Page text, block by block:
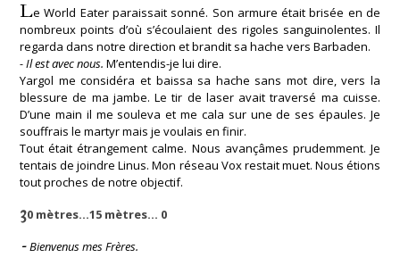
Le World Eater paraissait sonné. Son armure était brisée en de
nombreux points d’où s’écoulaient des rigoles sanguinolentes. Il
regarda dans notre direction et brandit sa hache vers Barbaden.
- Il est avec nous. M’entendis-je lui dire.
Yargol me considéra et baissa sa hache sans mot dire, vers la
blessure de ma jambe. Le tir de laser avait traversé ma cuisse.
D’une main il me souleva et me cala sur une de ses épaules. Je
souffrais le martyr mais je voulais en finir.
Tout était étrangement calme. Nous avançâmes prudemment. Je
tentais de joindre Linus. Mon réseau Vox restait muet. Nous étions
tout proches de notre objectif.
30 mètres…15 mètres… 0
-Bienvenus mes Frères.